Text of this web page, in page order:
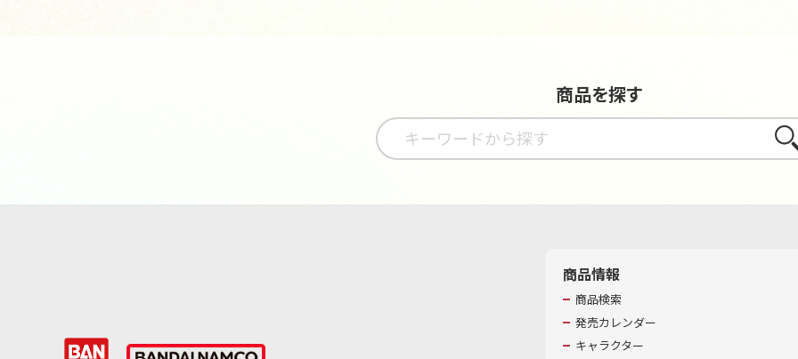
商品を探す
さが
商品情報
商品検索
発売カレンダー
キャラクター